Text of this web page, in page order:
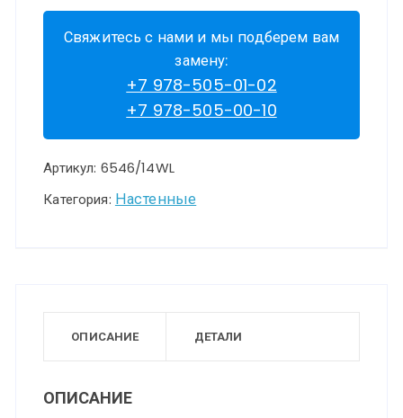
8290,00 ₽.
Свяжитесь с нами и мы подберем вам
замену:
+7 978-505-01-02
+7 978-505-00-10
Артикул: 6546/14WL
Категория: Настенные
ОПИСАНИЕ ДЕТАЛИ
ОПИСАНИЕ